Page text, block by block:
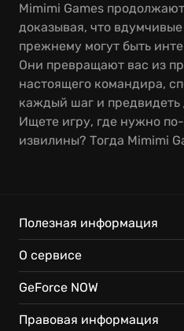
Mimimi Games
доказывая, что
прежнему могут быть
Они превращают вас из
настоящего командира,
каждый шаг и предвидеть
Ищете игру, где нужно
извилины? Тогда Mimimi
Полезная информация
О сервисе
GeForce NOW
Правовая информация